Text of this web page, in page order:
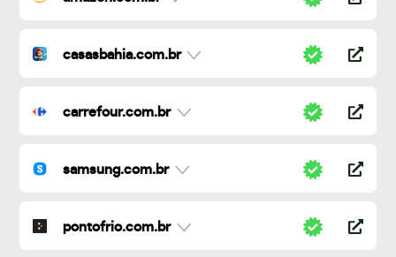
casasbahia.com.br
carrefour.com.br
samsung.com.br
pontofrio.com.br